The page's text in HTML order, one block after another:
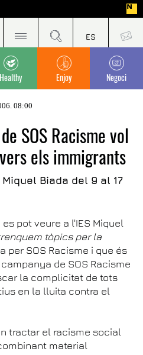
Healthy Enjoy Negoci
08:00
SOS Racisme vol
els immigrants
Biada del 9 al 17
pot veure a l'IES Miquel
tòpics per la
per SOS Racisme i que és
de SOS Racisme
la complicitat de tots
en la lluita contra el
tractar el racisme social
material